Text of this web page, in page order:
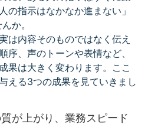
の指示はなかなか進まない」
か。
は内容そのものではなく伝え
序、声のトーンや表情など、
果は大きく変わります。ここ
える3つの成果を見ていきまし
が上がり、業務スピード